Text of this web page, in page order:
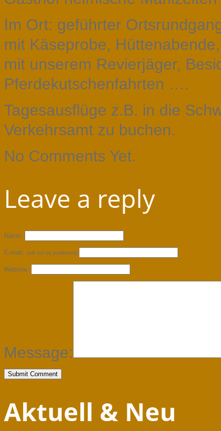
Im Ort: geführter
mit Käseprobe,
mit unserem Revierjäger,
Pferdekutschenfahrten ….
Tagesausflüge z.B. in die
Verkehrsamt zu buchen.
No Comments Yet.
Leave a reply
Name:
E-mail: (will not be published)
Website:
Message:
Aktuell & Neu